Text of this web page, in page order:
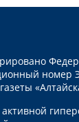
номер